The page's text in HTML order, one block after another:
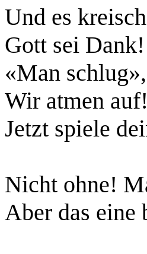
Und es
Gott sei
«Man
Wir atmen
Jetzt spiele
Nicht ohne!
Aber das eine